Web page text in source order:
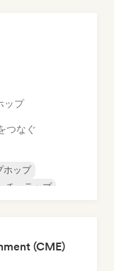
ップ
つなぐ
ホップ
チ・ラップ
(CME)